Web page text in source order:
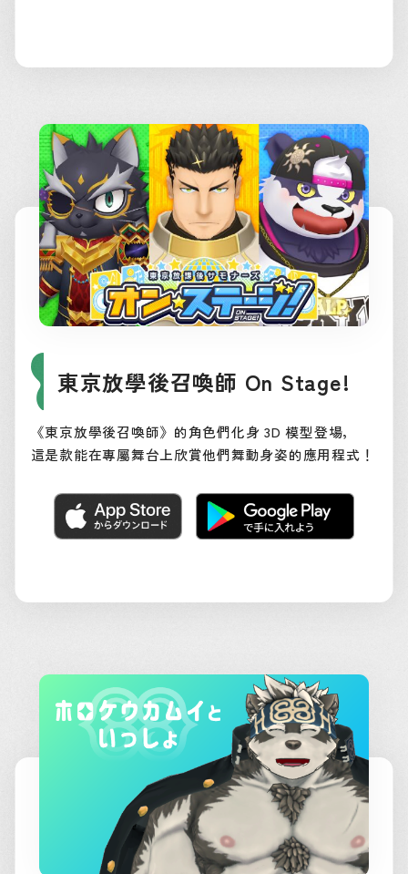
東京放學後召喚師 On Stage!
《東京放學後召喚師》的角色們化身 3D 模型登場，
這是款能在專屬舞台上欣賞他們舞動身姿的應用程式！